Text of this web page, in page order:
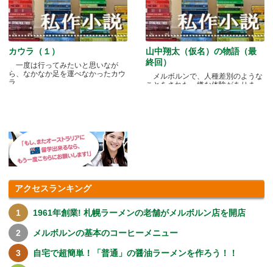
カウラ（１）
一度は行ってみたいと思いなが
ら、なかなか足を運べなかったカウ
ラ.....
山中翔太（仮名）の物語（最
終回）
メルボルンで、人種差別のような
ことをされた、嫌な体験がありま
アクセスランキング
1961年創業! 札幌ラーメンの老舗がメルボルン店を開店
メルボルンの基本のコーヒーメニュー
自宅で超簡単！「普通」の醤油ラーメンを作ろう！！